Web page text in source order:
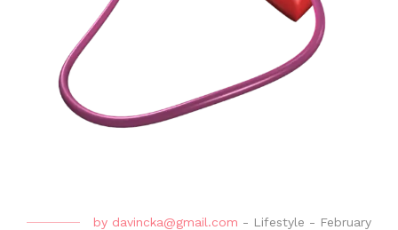
by davincka@gmail.com - Lifestyle - February